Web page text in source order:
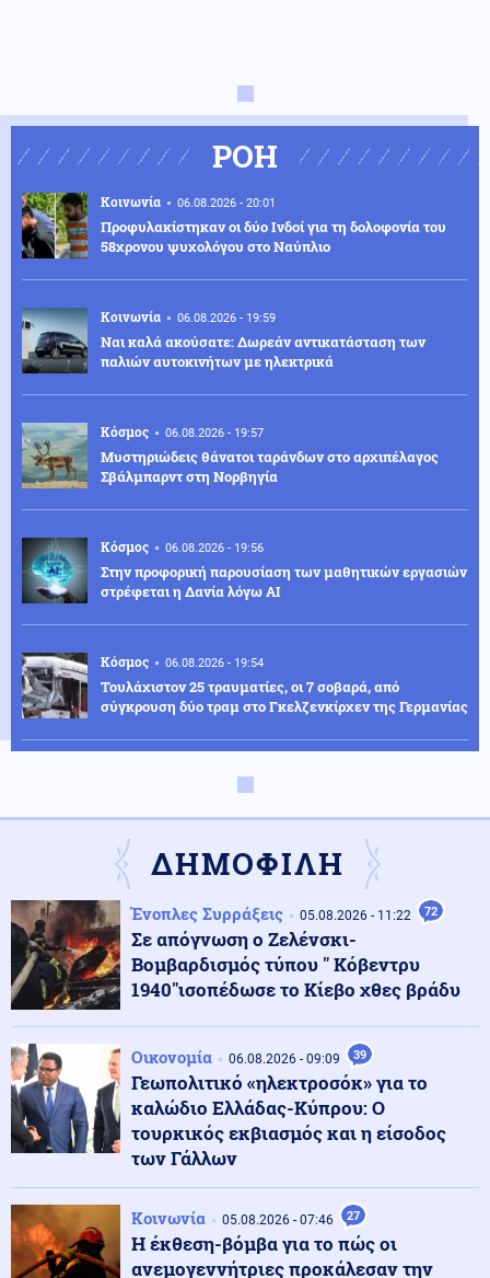
ΡΟΗ
Κοινωνία 06.08.2026 - 20:01
Προφυλακίστηκαν οι δύο Ινδοί για τη δολοφονία του
58χρονου ψυχολόγου στο Ναύπλιο
Κοινωνία 06.08.2026 - 19:59
Ναι καλά ακούσατε: Δωρεάν αντικατάσταση των
παλιών αυτοκινήτων με ηλεκτρικά
Κόσμος 06.08.2026 - 19:57
Μυστηριώδεις θάνατοι ταράνδων στο αρχιπέλαγος
Σβάλμπαρντ στη Νορβηγία
Κόσμος 06.08.2026 - 19:56
Στην προφορική παρουσίαση των μαθητικών εργασιών
στρέφεται η Δανία λόγω AI
Κόσμος 06.08.2026 - 19:54
Τουλάχιστον 25 τραυματίες, οι 7 σοβαρά, από
σύγκρουση δύο τραμ στο Γκελζενκίρχεν της Γερμανίας
06.08.2026 - 19:53
περιοχές, 118 χαρακτηρίστηκαν κόκκινα
Εσωτερική Ασφάλεια
Χωρίς ενεργό μέτωπο η φωτιά στην Aγία Μαρίνα
Ηλείας
Κοινωνία
«Κρατάμε την επιστημονική απόσταση»: Ο ερευνητής
που κατέγραφε τη συμβίωση του λευκού κουταβιού με
αγέλη λύκων εξηγεί γιατί δεν επενέβη, όταν το είδε
άρρωστο
Ελληνοτουρκικά
ζήτησε τα ρέστα από Έλληνες εντός Αλεξανδρούπολης
Κοινωνία 06.08.2026 - 19:24
ΔΗΜΟΦΙΛΗ
Ένοπλες Συρράξεις 05.08.2026 - 11:22 72
Σε απόγνωση ο Ζελένσκι-
Βομβαρδισμός τύπου " Κόβεντρυ
1940"ισοπέδωσε το Κίεβο χθες βράδυ
Οικονομία 06.08.2026 - 09:09 39
Γεωπολιτικό «ηλεκτροσόκ» για το
καλώδιο Ελλάδας-Κύπρου: Ο
τουρκικός εκβιασμός και η είσοδος
των Γάλλων
Κοινωνία 05.08.2026 - 07:46 27
Η έκθεση-βόμβα για το πώς οι
ανεμογεννήτριες προκάλεσαν την